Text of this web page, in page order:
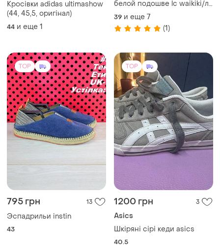
TOP
795 грн 13
Эспадрильи instin
TOP
1200 грн 3
Asics
40.5
TOP